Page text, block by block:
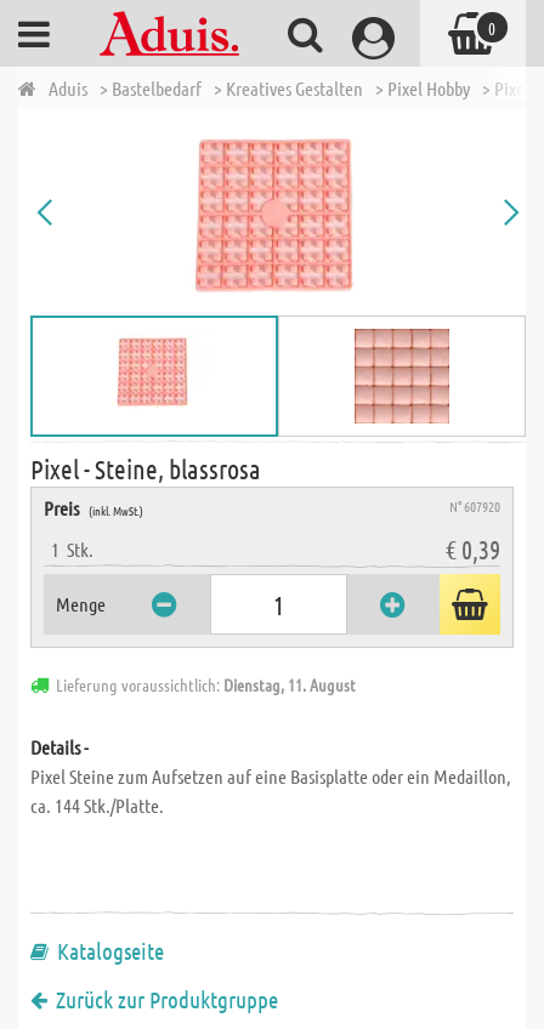
Aduis > Bastelbedarf > Kreatives Gestalten > Pixel Hobby > Pixel -
Pixel - Steine, blassrosa
Preis (inkl. MwSt.) N° 607920
1 Stk. € 0,39
Menge
Lieferung voraussichtlich: Dienstag, 11. August
Details -
Pixel Steine zum Aufsetzen auf eine Basisplatte oder ein Medaillon,
ca. 144 Stk./Platte.
Katalogseite
Zurück zur Produktgruppe
0